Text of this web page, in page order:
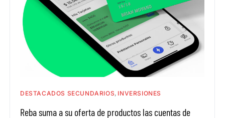
DESTACADOS SECUNDARIOS INVERSIONES
Reba suma a su oferta de productos las cuentas de